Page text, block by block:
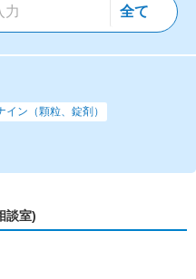
イン（顆粒、錠剤）
談室)